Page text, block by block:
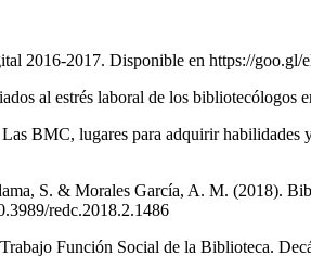
2016-2017. Disponible en https://
al estrés laboral de los
BMC, lugares para adquirir
S. & Morales García, A. M. (2018).
redc.2018.2.1486
Función Social de la Biblioteca.